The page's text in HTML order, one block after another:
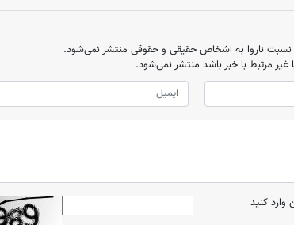
نسبت ناروا به اشخاص حقیقی و حقوقی منتشر نمی‌شود.
غیر مرتبط با خبر باشد منتشر نمی‌شود.
کنید